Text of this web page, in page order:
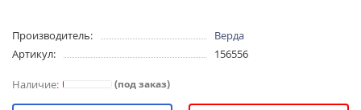
Производитель:
Верда
Артикул:
156556
(под заказ)